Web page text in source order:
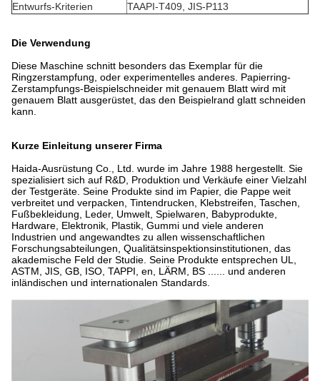
Entwurfs-Kriterien
TAAPI-T409, JIS-P113
Die Verwendung
Diese Maschine schnitt besonders das Exemplar für die
Ringzerstampfung, oder experimentelles anderes. Papierring-
Zerstampfungs-Beispielschneider mit genauem Blatt wird mit
genauem Blatt ausgerüstet, das den Beispielrand glatt schneiden
kann.
Kurze Einleitung unserer Firma
Haida-Ausrüstung Co., Ltd. wurde im Jahre 1988 hergestellt. Sie
spezialisiert sich auf R&D, Produktion und Verkäufe einer Vielzahl
der Testgeräte. Seine Produkte sind im Papier, die Pappe weit
verbreitet und verpacken, Tintendrucken, Klebstreifen, Taschen,
Fußbekleidung, Leder, Umwelt, Spielwaren, Babyprodukte,
Hardware, Elektronik, Plastik, Gummi und viele anderen
Industrien und angewandtes zu allen wissenschaftlichen
Forschungsabteilungen, Qualitätsinspektionsinstitutionen, das
akademische Feld der Studie. Seine Produkte entsprechen UL,
ASTM, JIS, GB, ISO, TAPPI, en, LÄRM, BS ...... und anderen
inländischen und internationalen Standards.